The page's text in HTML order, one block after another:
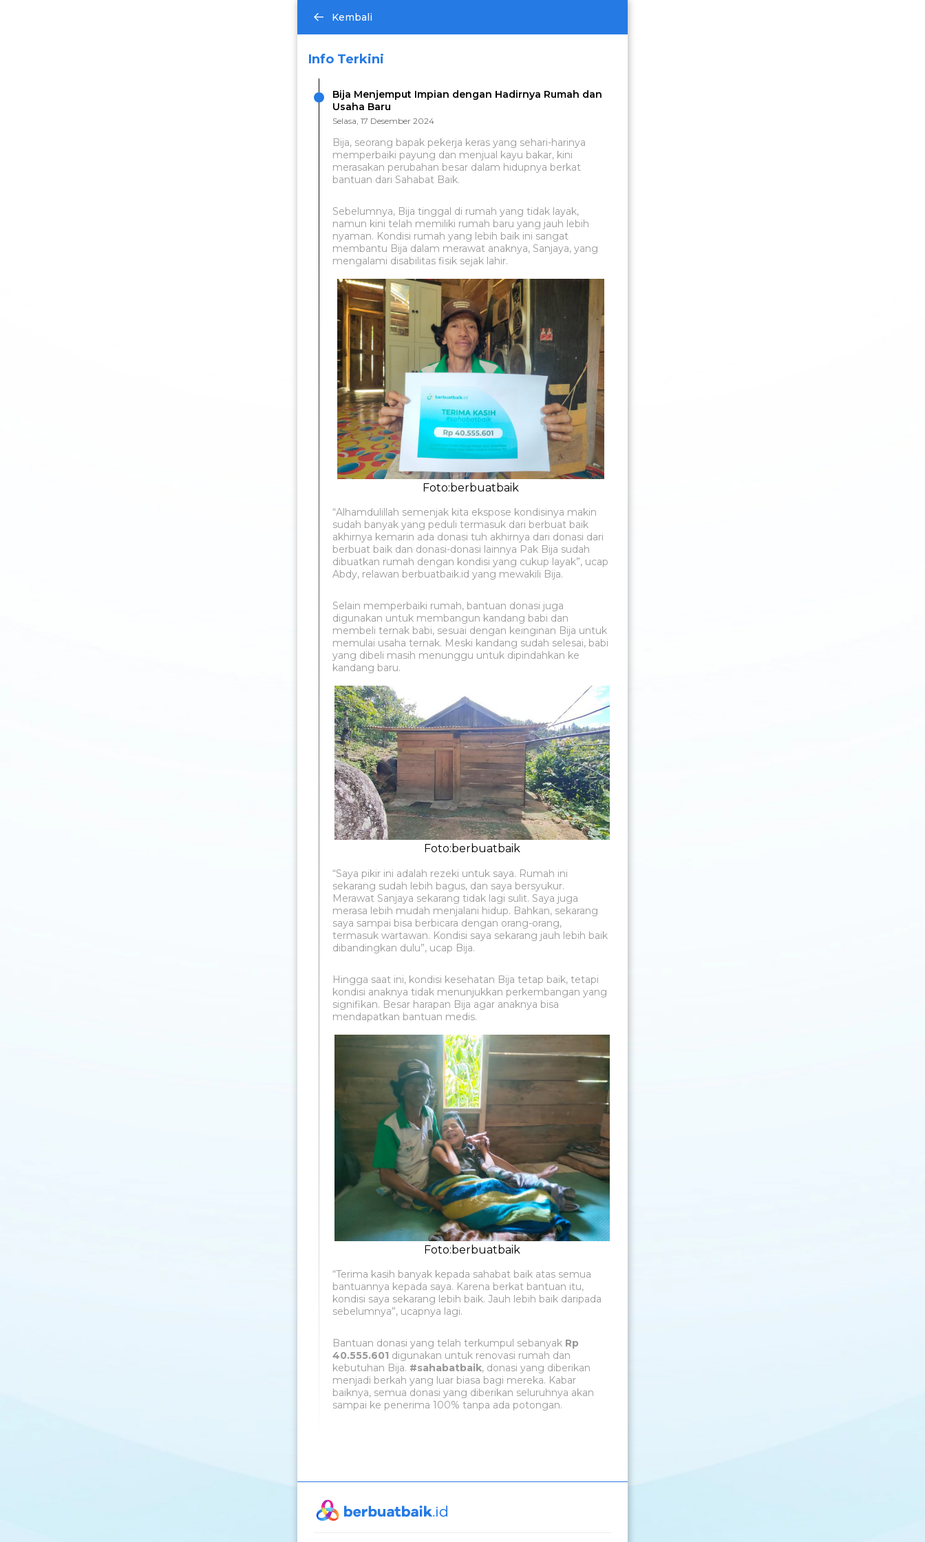
Kembali
Info Terkini
Bija Menjemput Impian dengan Hadirnya Rumah dan
Usaha Baru
Selasa, 17 Desember 2024
Bija, seorang bapak pekerja keras yang sehari-harinya
memperbaiki payung dan menjual kayu bakar, kini
merasakan perubahan besar dalam hidupnya berkat
bantuan dari Sahabat Baik.
Sebelumnya, Bija tinggal di rumah yang tidak layak,
namun kini telah memiliki rumah baru yang jauh lebih
nyaman. Kondisi rumah yang lebih baik ini sangat
membantu Bija dalam merawat anaknya, Sanjaya, yang
mengalami disabilitas fisik sejak lahir.
Foto:berbuatbaik
“Alhamdulillah semenjak kita ekspose kondisinya makin
sudah banyak yang peduli termasuk dari berbuat baik
akhirnya kemarin ada donasi tuh akhirnya dari donasi dari
berbuat baik dan donasi-donasi lainnya Pak Bija sudah
dibuatkan rumah dengan kondisi yang cukup layak”, ucap
Abdy, relawan berbuatbaik.id yang mewakili Bija.
Selain memperbaiki rumah, bantuan donasi juga
digunakan untuk membangun kandang babi dan
membeli ternak babi, sesuai dengan keinginan Bija untuk
memulai usaha ternak. Meski kandang sudah selesai, babi
yang dibeli masih menunggu untuk dipindahkan ke
kandang baru.
Foto:berbuatbaik
“Saya pikir ini adalah rezeki untuk saya. Rumah ini
sekarang sudah lebih bagus, dan saya bersyukur.
Merawat Sanjaya sekarang tidak lagi sulit. Saya juga
merasa lebih mudah menjalani hidup. Bahkan, sekarang
saya sampai bisa berbicara dengan orang-orang,
termasuk wartawan. Kondisi saya sekarang jauh lebih baik
dibandingkan dulu”, ucap Bija.
Hingga saat ini, kondisi kesehatan Bija tetap baik, tetapi
kondisi anaknya tidak menunjukkan perkembangan yang
signifikan. Besar harapan Bija agar anaknya bisa
mendapatkan bantuan medis.
Foto:berbuatbaik
“Terima kasih banyak kepada sahabat baik atas semua
bantuannya kepada saya. Karena berkat bantuan itu,
kondisi saya sekarang lebih baik. Jauh lebih baik daripada
sebelumnya”, ucapnya lagi.
Bantuan donasi yang telah terkumpul sebanyak Rp
40.555.601 digunakan untuk renovasi rumah dan
kebutuhan Bija. #sahabatbaik, donasi yang diberikan
menjadi berkah yang luar biasa bagi mereka. Kabar
baiknya, semua donasi yang diberikan seluruhnya akan
sampai ke penerima 100% tanpa ada potongan.